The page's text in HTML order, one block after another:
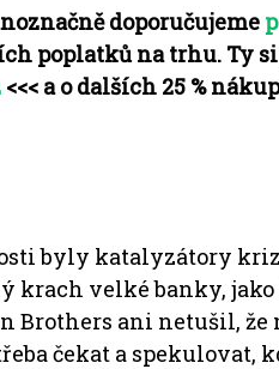
doporučujeme
poplatků na trhu. Ty si
<<< a o dalších 25 %
byly katalyzátory
krach velké banky,
Brothers ani netušil,
čekat a spekulovat,